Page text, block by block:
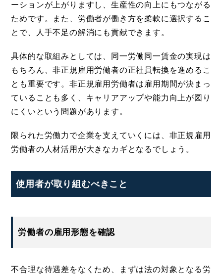
ーションが上がりますし、生産性の向上にもつながる
ためです。また、労働者が働き方を柔軟に選択するこ
とで、人手不足の解消にも貢献できます。
具体的な取組みとしては、同一労働同一賃金の実現は
もちろん、非正規雇用労働者の正社員転換を進めるこ
とも重要です。非正規雇用労働者は雇用期間が決まっ
ていることも多く、キャリアアップや能力向上が図り
にくいという問題があります。
限られた労働力で企業を支えていくには、非正規雇用
労働者の人材活用が大きなカギとなるでしょう。
使用者が取り組むべきこと
労働者の雇用形態を確認
不合理な待遇差をなくため、まずは法の対象となる労